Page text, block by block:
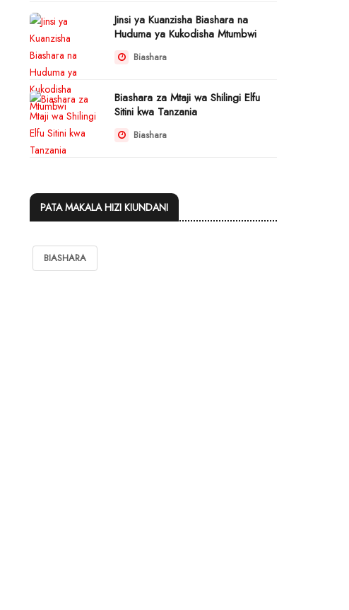
Jinsi ya Kuanzisha Biashara na
Huduma ya Kukodisha Mtumbwi
Biashara
Biashara za Mtaji wa Shilingi Elfu
Sitini kwa Tanzania
Biashara
PATA MAKALA HIZI KIUNDANI
BIASHARA